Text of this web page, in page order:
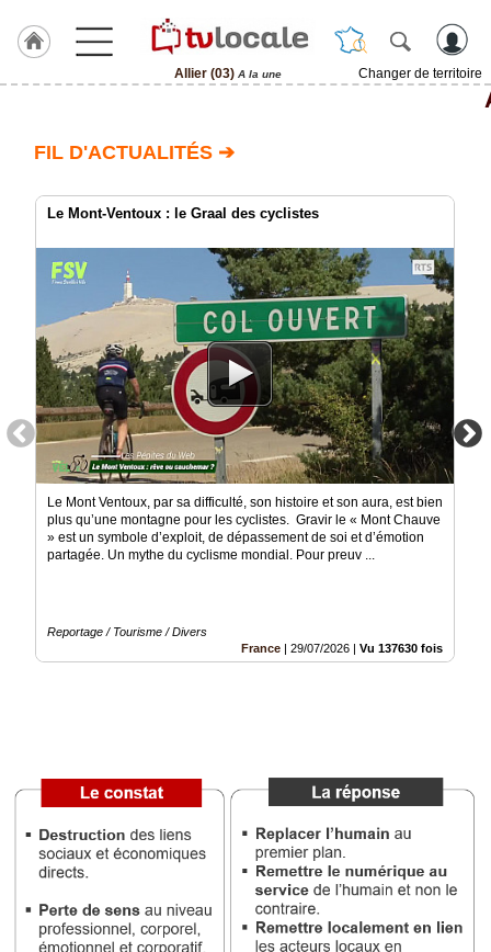
Allier (03) A la une
Changer de territoire
TvLocale
Accueil
RUBRIQUES
Agenda
Gazette
Vidéos
Médias
Prémium
FIL D'ACTUALITÉS ➔
Le Mont-Ventoux : le Graal des cyclistes
Le Mont Ventoux, par sa difficulté, son histoire et son aura, est bien
plus qu’une montagne pour les cyclistes. Gravir le « Mont Chauve
» est un symbole d’exploit, de dépassement de soi et d’émotion
partagée. Un mythe du cyclisme mondial. Pour preuv ...
Reportage / Tourisme / Divers
France
29/07/2026 Vu 137630 fois